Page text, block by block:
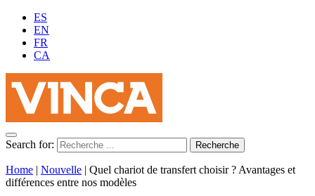
ES
EN
FR
CA
Search for:
Home | Nouvelle | Quel chariot de transfert choisir ? Avantages et
différences entre nos modèles